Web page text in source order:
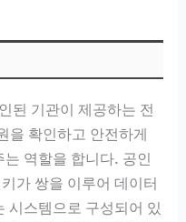
된 기관이 제공하는 전
을 확인하고 안전하게
역할을 합니다. 공인
가 쌍을 이루어 데이터
시스템으로 구성되어 있